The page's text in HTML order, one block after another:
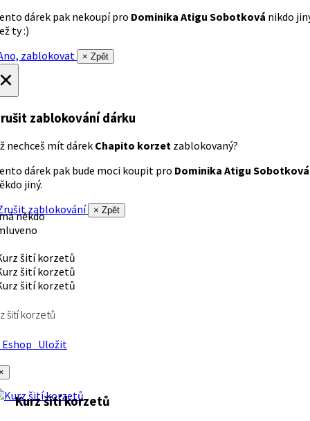
dárek pak nekoupí pro Dominika Atigu Sobotková nikdo
ty :)
zablokovat
× Zpět
zablokování dárku
nechceš mít dárek Chapito korzet zablokovaný?
dárek pak bude moci koupit pro Dominika Atigu Sobotková
jiný.
zablokování
× Zpět
někdo
šití korzetů
Uložit
Kurz šití korzetů